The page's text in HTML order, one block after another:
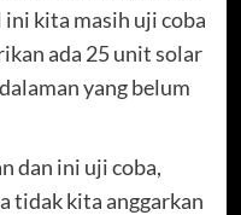
kita masih uji coba
ada 25 unit solar
yang belum
dan ini uji coba,
tidak kita anggarkan